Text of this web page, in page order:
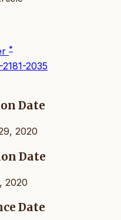
*
2035
Date
2020
Date
2020
Date